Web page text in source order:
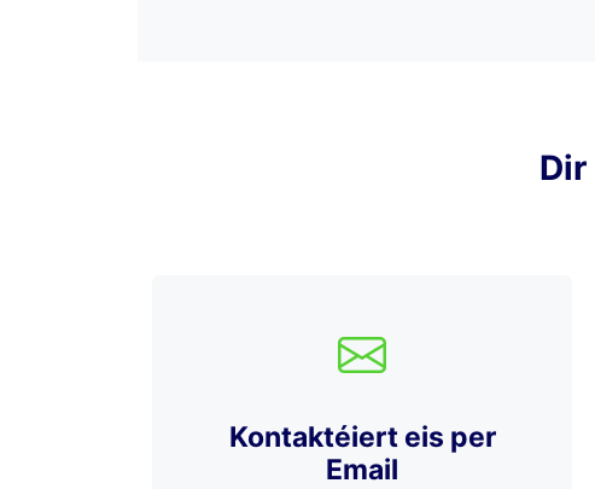
Kontaktéiert eis per
Email